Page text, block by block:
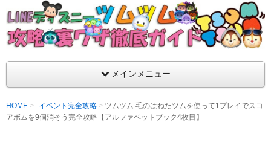
LINEディズニー ツムツム攻略・裏ワザ徹底
支持率No1！痒いところに手が届くツムツム攻略サイト！新ツ
ラ評価も丁寧に解説！ツムツムを120％楽しめるサイトを目指し
メインメニュー
HOME イベント完全攻略
ツムツム 毛のはねたツムを使って1プレイでスコ
アボムを9個消そう完全攻略【アルファベットブック4枚目】